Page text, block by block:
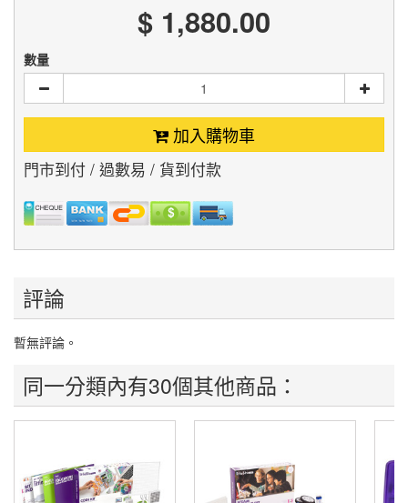
$ 1,880.00
數量
加入購物車
門市到付 / 過數易 / 貨到付款
評論
暫無評論。
同一分類內有30個其他商品：